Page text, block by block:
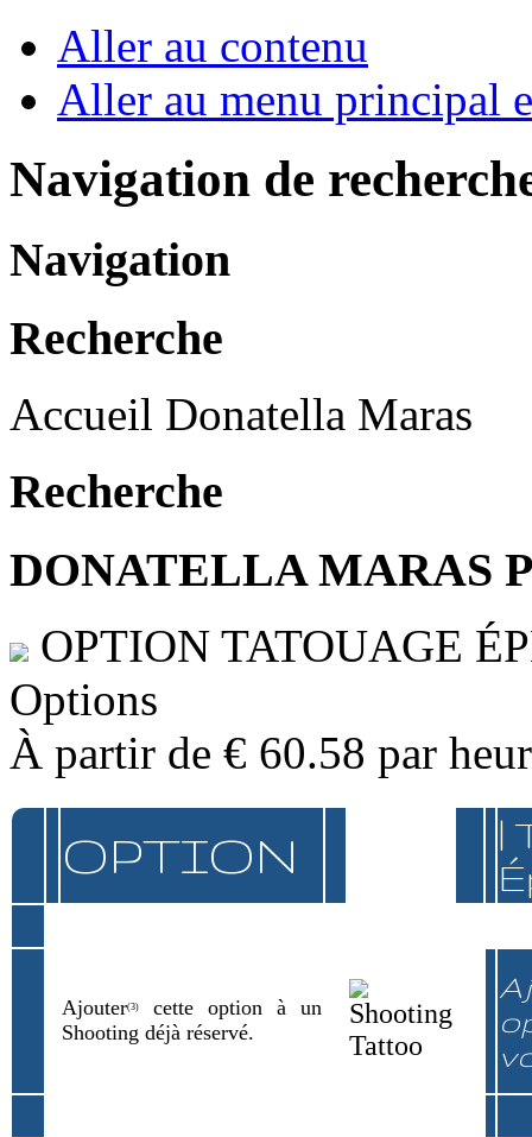
Aller au contenu
Aller au menu principal
Navigation de
Navigation
Recherche
Accueil Donatella Maras
Recherche
DONATELLA MARAS
OPTION TATOUAGE
Options
À partir de € 60.58 par
OPTION
|
Ajouter(3)
cette option à un
Shooting déjà réservé.